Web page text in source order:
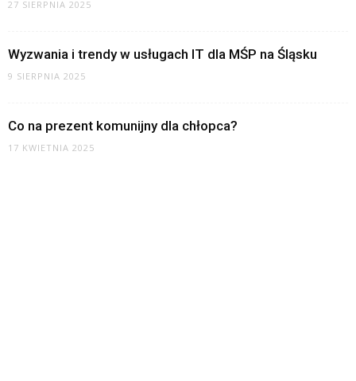
27 SIERPNIA 2025
Wyzwania i trendy w usługach IT dla MŚP na Śląsku
9 SIERPNIA 2025
Co na prezent komunijny dla chłopca?
17 KWIETNIA 2025